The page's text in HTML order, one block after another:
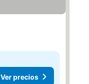
Ver precios